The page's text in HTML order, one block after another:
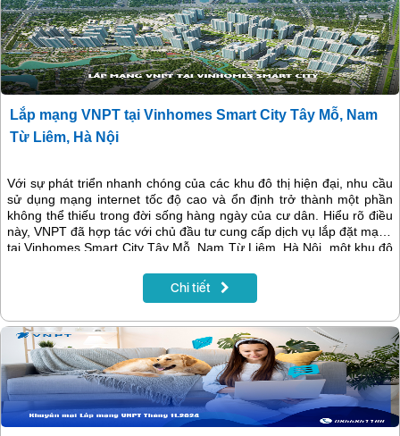
Lắp mạng VNPT tại Vinhomes Smart City Tây Mỗ, Nam
Từ Liêm, Hà Nội
Với sự phát triển nhanh chóng của các khu đô thị hiện đại, nhu cầu
sử dụng mạng internet tốc độ cao và ổn định trở thành một phần
không thể thiếu trong đời sống hàng ngày của cư dân. Hiểu rõ điều
này, VNPT đã hợp tác với chủ đầu tư cung cấp dịch vụ lắp đặt mạng
tại Vinhomes Smart City Tây Mỗ, Nam Từ Liêm, Hà Nội, một khu đô
VNPT mang lại cho cộng đồng tại Vinhomes Smart City qua bài viết
Chi tiết